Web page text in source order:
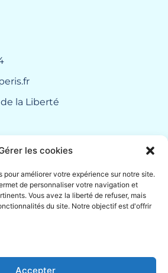
les cookies
pour améliorer votre expérience sur notre site.
de personnaliser votre navigation et
Vous avez la liberté de refuser, mais
du site. Notre objectif est d'offrir
Accepter
la Liberté
?